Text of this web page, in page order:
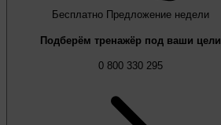
Бесплатно Предложение недели
Подберём тренажёр под ваши цели
0 800 330 295